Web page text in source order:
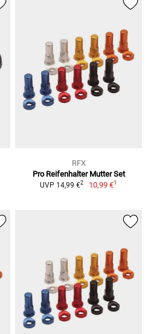
RFX
Pro Reifenhalter Mutter Set
UVP 14,99 €2 10,99 €1